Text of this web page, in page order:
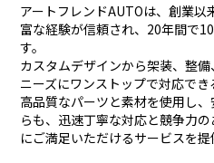
アートフレンドAUTOは、創業
富な経験が信頼され、 20年間で
す。
カスタムデザインから架装、整
ニーズにワンストップで対応でき
高品質なパーツと素材を使用し
らも、 迅速丁寧な対応と競争力
にご満足いただけるサービスを提